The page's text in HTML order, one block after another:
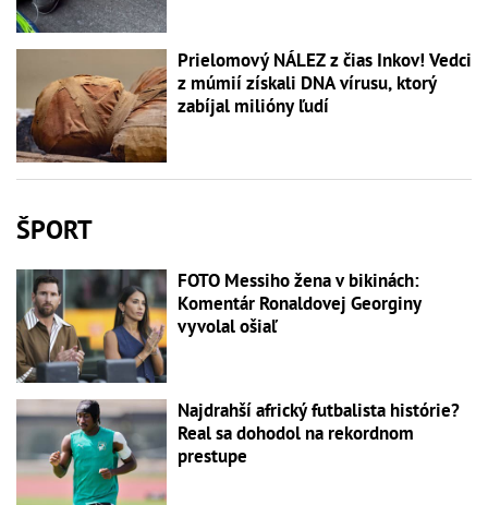
Prielomový NÁLEZ z čias Inkov! Vedci
z múmií získali DNA vírusu, ktorý
zabíjal milióny ľudí
ŠPORT
FOTO Messiho žena v bikinách:
Komentár Ronaldovej Georginy
vyvolal ošiaľ
Najdrahší africký futbalista histórie?
Real sa dohodol na rekordnom
prestupe